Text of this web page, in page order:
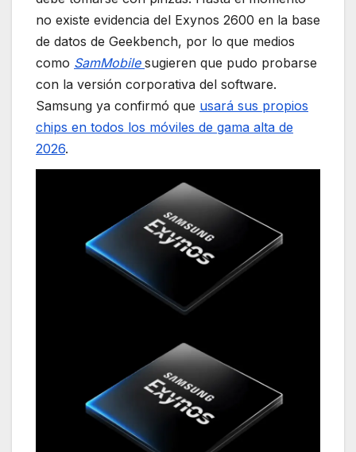
no existe evidencia del Exynos 2600 en la base
de datos de Geekbench, por lo que medios
como SamMobile sugieren que pudo probarse
con la versión corporativa del software.
Samsung ya confirmó que usará sus propios
chips en todos los móviles de gama alta de
2026.